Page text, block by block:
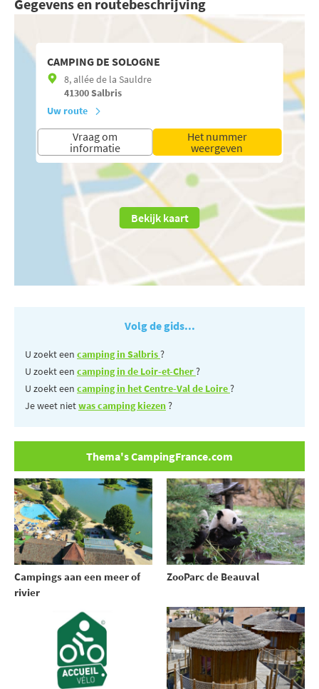
Gegevens en routebeschrijving
CAMPING DE SOLOGNE
8, allée de la Sauldre
41300Salbris
Uw route
Vraag om
informatie
Het nummer
weergeven
Bekijk kaart
Volg de gids...
U zoekt een camping in Salbris?
U zoekt een camping in de Loir-et-Cher?
U zoekt een camping in het Centre-Val de Loire?
Je weet nietwas camping kiezen?
Thema's CampingFrance.com
Campings aan een meer of
rivier
ZooParc de Beauval